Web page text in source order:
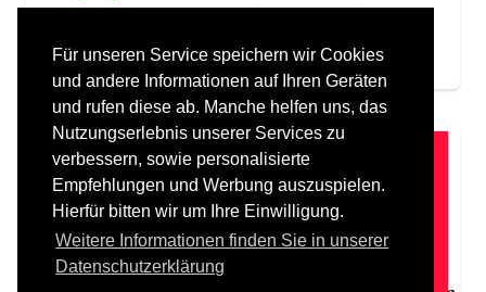
Für unseren Service speichern wir Cookies
und andere Informationen auf Ihren Geräten
und rufen diese ab. Manche helfen uns, das
Nutzungserlebnis unserer Services zu
verbessern, sowie personalisierte
Empfehlungen und Werbung auszuspielen.
Hierfür bitten wir um Ihre Einwilligung.
Weitere Informationen finden Sie in unserer
Datenschutzerklärung
Naturschutz, Reisen mit Tieren, Produkten,